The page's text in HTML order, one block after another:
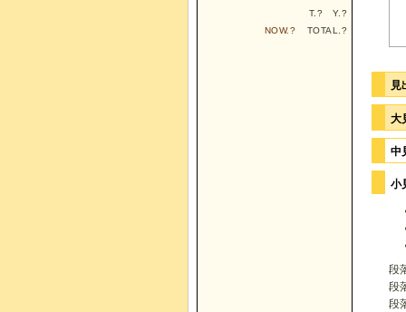
見
大
中
小
段
段
段
T. ? Y. ?
NOW.? TOTAL. ?